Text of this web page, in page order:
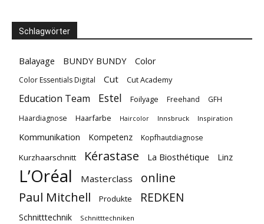
Schlagwörter
Balayage BUNDY BUNDY Color
Color Essentials Digital Cut Cut Academy
Education Team Estel Foilyage Freehand
GFH
Haardiagnose
Haarfarbe Haircolor Innsbruck Inspiration
Kommunikation Kompetenz Kopfhautdiagnose
Kurzhaarschnitt Kérastase La Biosthétique Linz
L’Oréal Masterclass online
Paul Mitchell Produkte REDKEN
Schnitttechnik Schnitttechniken